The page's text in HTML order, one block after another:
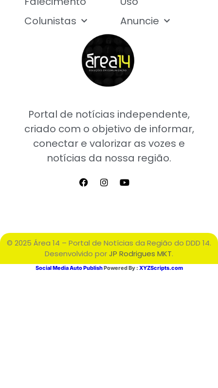
Portal de notícias independente,
criado com o objetivo de informar,
conectar e valorizar as vozes e
notícias da nossa região.
Colunistas
Anuncie
© 2025 Área 14 – Portal de Notícias da Região do DDD 14.
Desenvolvido porJP Rodrigues MKT.
Social Media Auto PublishPowered By : XYZScripts.com